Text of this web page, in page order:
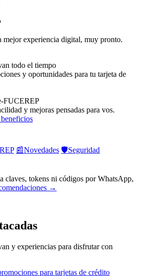
mejor experiencia digital, muy pronto.
todo el tiempo
y oportunidades para tu tarjeta de
FUCEREP
y mejoras pensadas para vos.
📰Novedades 🛡️Seguridad
claves, tokens ni códigos por WhatsApp,
→
y experiencias para disfrutar con